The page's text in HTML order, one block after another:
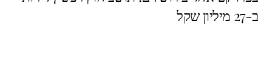
o
p
ב-27 מיליון שקל